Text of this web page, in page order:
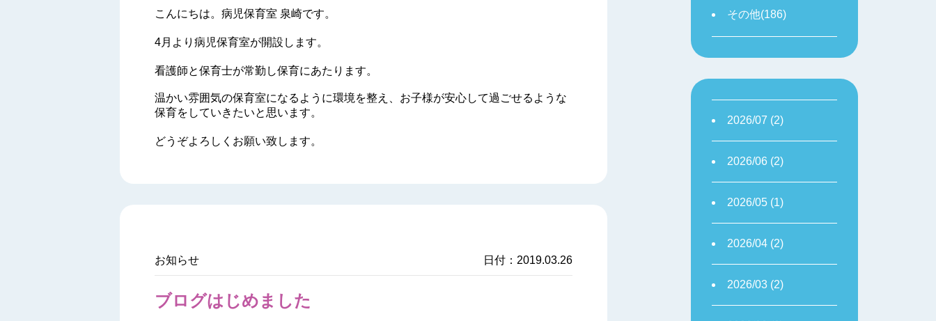
その他(186)
2026/07 (2)
2026/06 (2)
2026/05 (1)
2026/04 (2)
2026/03 (2)
こんにちは。病児保育室 泉崎です。
4月より病児保育室が開設します。
看護師と保育士が常勤し保育にあたります。
温かい雰囲気の保育室になるように環境を整え、お子様が安心して過ごせるような
保育をしていきたいと思います。
どうぞよろしくお願い致します。
お知らせ 日付：2019.03.26
ブログはじめました